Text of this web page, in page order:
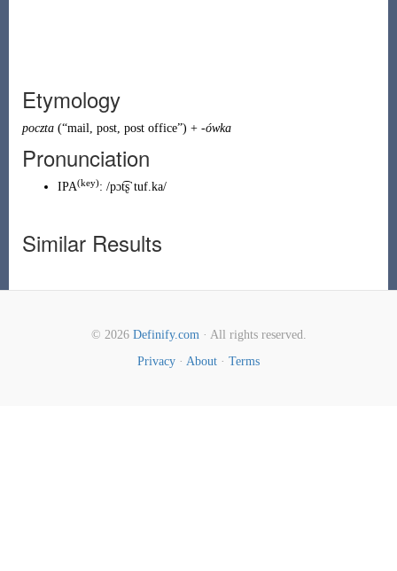
Etymology
poczta (“mail, post, post office”) + -ówka
Pronunciation
IPA(key): /pɔt͡ʂˈtuf.ka/
Similar Results
© 2026 Definify.com· All rights reserved.
Privacy · About · Terms